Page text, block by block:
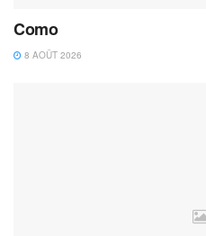
Como
8 AOÛT 2026